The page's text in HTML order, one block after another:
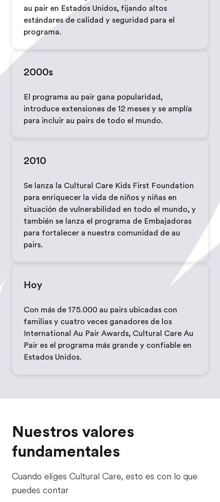
au pair en Estados Unidos, fijando altos
estándares de calidad y seguridad para el
programa.
2000s
El programa au pair gana popularidad,
introduce extensiones de 12 meses y se amplía
para incluir au pairs de todo el mundo.
2010
Se lanza la Cultural Care Kids First Foundation
para enriquecer la vida de niños y niñas en
situación de vulnerabilidad en todo el mundo, y
también se lanza el programa de Embajadoras
para fortalecer a nuestra comunidad de au
pairs.
Hoy
Con más de 175.000 au pairs ubicadas con
familias y cuatro veces ganadores de los
International Au Pair Awards, Cultural Care Au
Pair es el programa más grande y confiable en
Estados Unidos.
Nuestros valores
fundamentales
Cuando eliges Cultural Care, esto es con lo que
puedes contar